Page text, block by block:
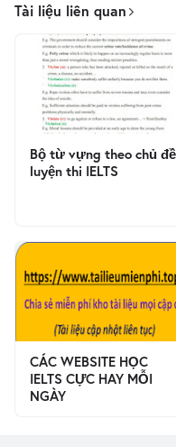
Tài liệu liên quan
Bộ từ vựng theo chủ đề
luyện thi IELTS
CÁC WEBSITE HỌC
IELTS CỰC HAY MỖI
NGÀY